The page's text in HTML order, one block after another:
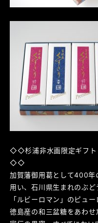
◇◇杉浦非水画限定ギフト
◇◇
加賀藩御用葛として400年
用い、石川県生まれのぶど
「ルビーロマン」のピュ
徳島産の和三盆糖をあわせ